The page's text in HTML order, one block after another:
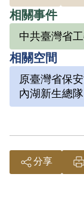
等之自白
因此難認
非有實據
2018年10
相關事件
中共臺灣省
相關空間
原臺灣省保
內湖新生總
分享